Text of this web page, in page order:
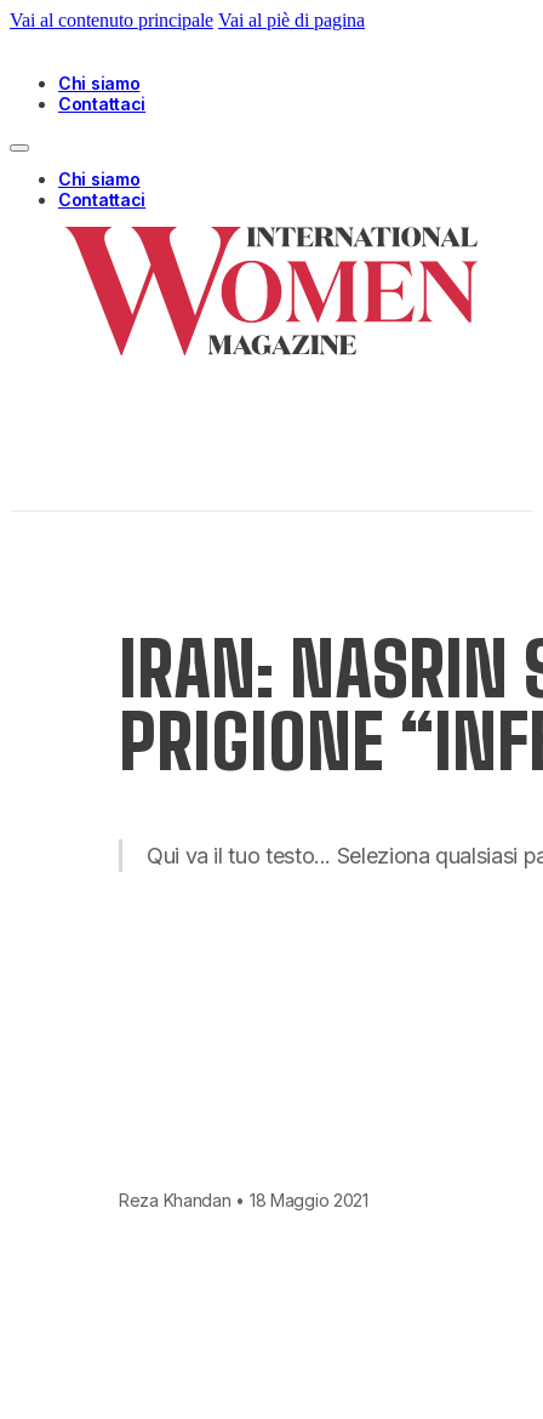
Vai al contenuto principale Vai al piè di pagina
Chi siamo
Contattaci
Chi siamo
Contattaci
IRAN: NASRIN
PRIGIONE
Qui va il tuo testo... Seleziona qualsiasi
Reza Khandan • 18 Maggio 2021